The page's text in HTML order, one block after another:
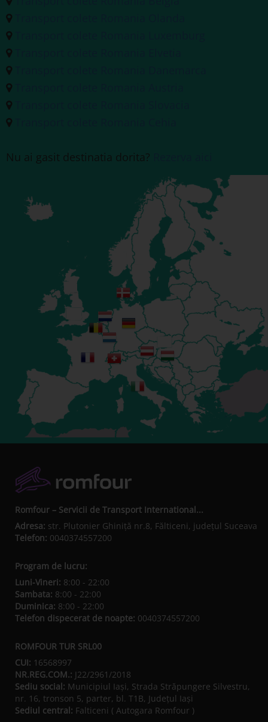
Nu ai gasit destinatia dorita?
Romfour – Servicii de Transport International...
Adresa: str. Plutonier Ghiniţă nr.8, Fălticeni, judeţul Suceava
Telefon: 0040374557200
Program de lucru:
Luni-Vineri: 8:00 - 22:00
Sambata: 8:00 - 22:00
Duminica: 8:00 - 22:00
Telefon dispecerat de noapte: 0040374557200
ROMFOUR TUR SRL00
CUI: 16568997
NR.REG.COM.: J22/2961/2018
Sediu social: Municipiul Iaşi, Strada Străpungere Silvestru,
nr. 16, tronson 5, parter, bl. T1B, Județul Iaşi
Sediul central: Falticeni ( Autogara Romfour )